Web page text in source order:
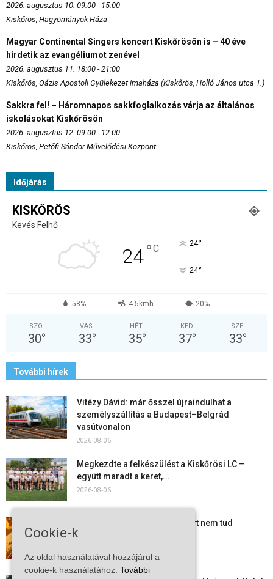
2026. augusztus 10. 09:00 - 15:00
Kiskőrös, Hagyományok Háza
Magyar Continental Singers koncert Kiskőrösön is – 40 éve
hirdetik az evangéliumot zenével
2026. augusztus 11. 18:00 - 21:00
Kiskőrös, Oázis Apostoli Gyülekezet imaháza (Kiskőrös, Holló János utca 1.)
Sakkra fel! – Háromnapos sakkfoglalkozás várja az általános
iskolásokat Kiskőrösön
2026. augusztus 12. 09:00 - 12:00
Kiskőrös, Petőfi Sándor Művelődési Központ
Időjárás
KISKŐRÖS
Kevés Felhő
24°C 24°
24°
58% 4.5kmh 20%
SZO
30°
VAS
33°
HÉT
35°
KED
37°
SZE
33°
További hírek
Vitézy Dávid: már ősszel újraindulhat a
személyszállítás a Budapest–Belgrád
vasútvonalon
2026-08-06
Megkezdte a felkészülést a Kiskőrösi LC –
együtt maradt a keret,...
2026-08-06
Mi történik Európa felett? Ezért nem tud
szabadulni a kontinens a...
Cookie-k
Az oldal használatával hozzájárul a
cookie-k használatához. További